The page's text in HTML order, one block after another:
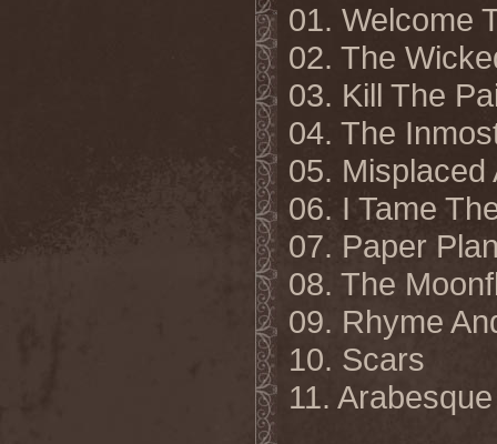
01. Welcome
02. The
03. Kill The
04. The
05. Misplaced
06. I Tame
07. Paper
08. The
09. Rhyme
10. Scars
11. Arabesque